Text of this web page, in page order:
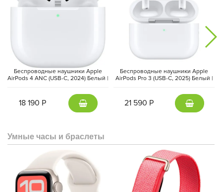
яркое и детализированное изображение. Поддержкаширокого
цветового диапазона P3
, технологииTrue Tone
антибликового покрытия делает экран комфортным для
Беспроводные наушники Apple
AirPods 4 ANC (USB-C, 2024) Белый |
18 190 Р
Беспроводные наушники Apple
AirPods Pro 3 (USB-C, 2025) Белый |
21 590 Р
Умные часы и браслеты